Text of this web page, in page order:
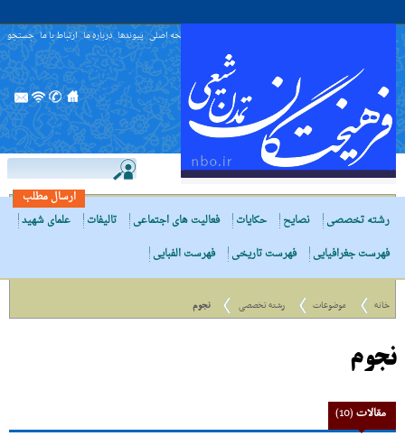
صفحه اصلی پیوندها درباره ما ارتباط با ما جستجو
ارسال مطلب
رشته تخصصی
نصایح حکایات فعالیت های اجتماعی تالیفات
علمای شهید
فهرست جغرافیایی
فهرست تاریخی فهرست الفبایی
خانه موضوعات رشته تخصصی نجوم
نجوم
مقالات(10)